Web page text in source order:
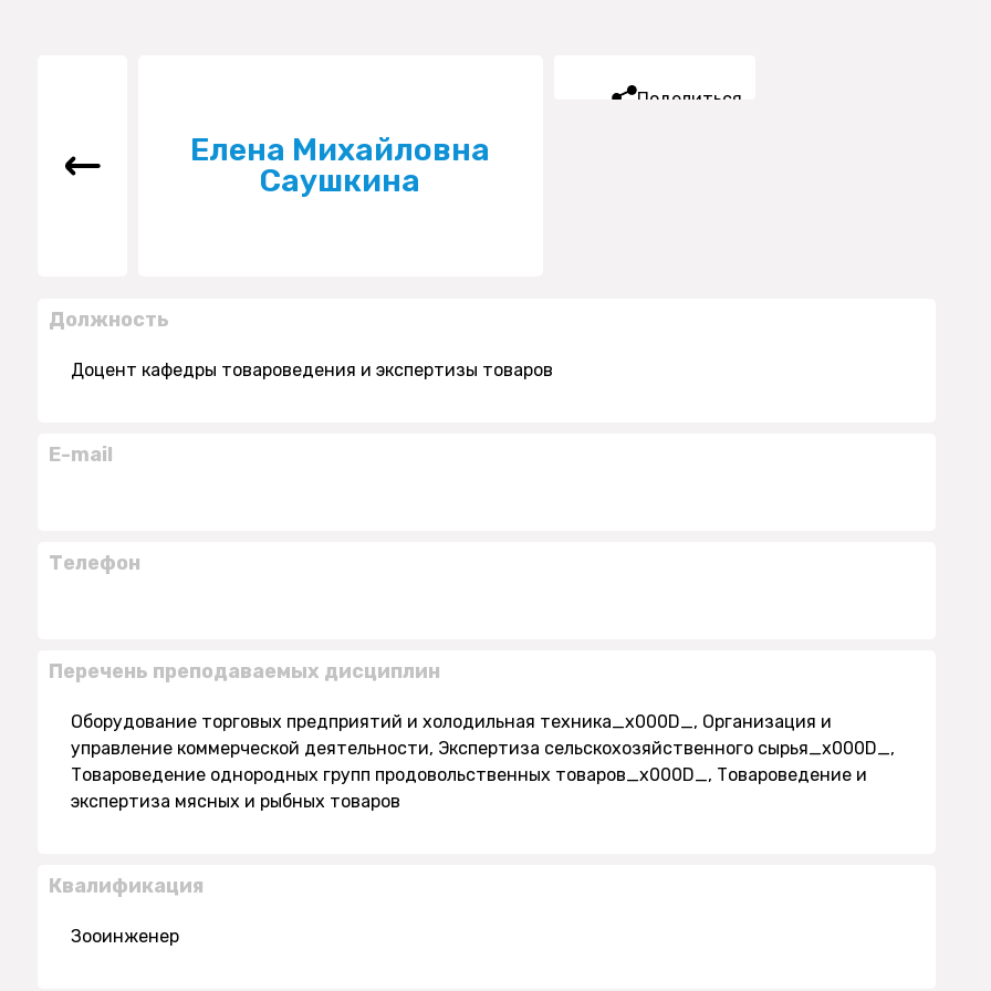
Елена Михайловна
Саушкина
Поделиться
Должность
Доцент кафедры товароведения и экспертизы товаров
E-mail
Телефон
Перечень преподаваемых дисциплин
Оборудование торговых предприятий и холодильная техника_x000D_, Организация и
управление коммерческой деятельности, Экспертиза сельскохозяйственного сырья_x000D_,
Товароведение однородных групп продовольственных товаров_x000D_, Товароведение и
экспертиза мясных и рыбных товаров
Квалификация
Зооинженер